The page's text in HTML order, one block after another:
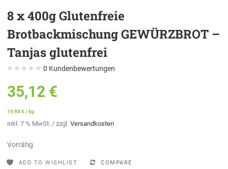
8 x 400g Glutenfreie
Brotbackmischung GEWÜRZBROT –
Tanjas glutenfrei
0 Kundenbewertungen
35,12 €
10,98€/ kg
inkl. 7 % MwSt. / zzgl.Versandkosten
Vorrätig
ADD TO WISHLIST COMPARE